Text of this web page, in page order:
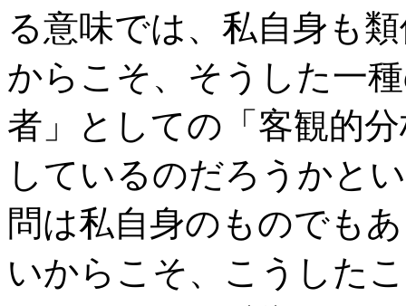
る意味では、私自身も
からこそ、そうした一
者」としての「客観的
しているのだろうかと
問は私自身のものでも
いからこそ、こうした